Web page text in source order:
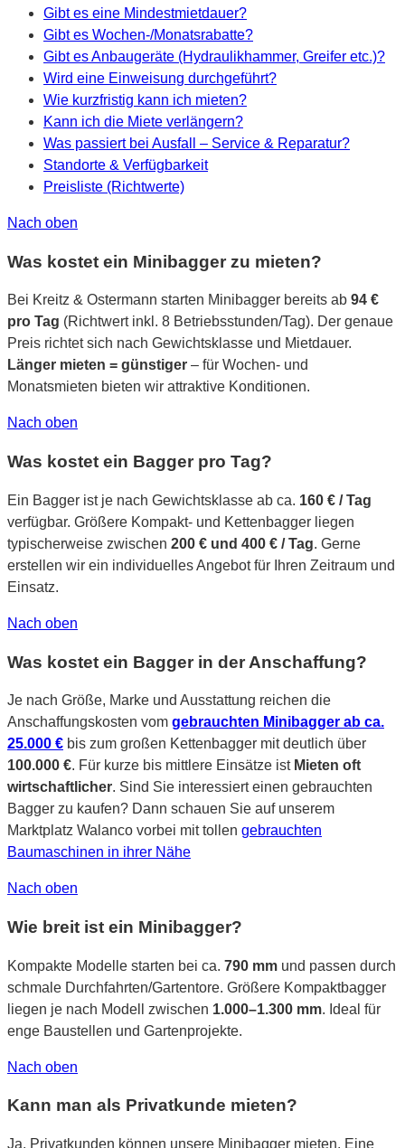
Gibt es eine Mindestmietdauer?
Gibt es Wochen-/Monatsrabatte?
Gibt es Anbaugeräte (Hydraulikhammer, Greifer etc.)?
Wird eine Einweisung durchgeführt?
Wie kurzfristig kann ich mieten?
Kann ich die Miete verlängern?
Was passiert bei Ausfall – Service & Reparatur?
Standorte & Verfügbarkeit
Preisliste (Richtwerte)
Nach oben
Was kostet ein Minibagger zu mieten?
Bei Kreitz & Ostermann starten Minibagger bereits ab 94 €
pro Tag (Richtwert inkl. 8 Betriebsstunden/Tag). Der genaue
Preis richtet sich nach Gewichtsklasse und Mietdauer.
Länger mieten = günstiger – für Wochen- und
Monatsmieten bieten wir attraktive Konditionen.
Nach oben
Was kostet ein Bagger pro Tag?
Ein Bagger ist je nach Gewichtsklasse ab ca. 160 € / Tag
verfügbar. Größere Kompakt- und Kettenbagger liegen
typischerweise zwischen 200 € und 400 € / Tag. Gerne
erstellen wir ein individuelles Angebot für Ihren Zeitraum und
Einsatz.
Nach oben
Was kostet ein Bagger in der Anschaffung?
Je nach Größe, Marke und Ausstattung reichen die
Anschaffungskosten vom gebrauchten Minibagger ab ca.
25.000 € bis zum großen Kettenbagger mit deutlich über
100.000 €. Für kurze bis mittlere Einsätze ist Mieten oft
wirtschaftlicher. Sind Sie interessiert einen gebrauchten
Bagger zu kaufen? Dann schauen Sie auf unserem
Marktplatz Walanco vorbei mit tollen gebrauchten
Baumaschinen in ihrer Nähe
Nach oben
Wie breit ist ein Minibagger?
Kompakte Modelle starten bei ca. 790 mm und passen durch
schmale Durchfahrten/Gartentore. Größere Kompaktbagger
liegen je nach Modell zwischen 1.000–1.300 mm. Ideal für
enge Baustellen und Gartenprojekte.
Nach oben
Kann man als Privatkunde mieten?
Ja. Privatkunden können unsere Minibagger mieten. Eine